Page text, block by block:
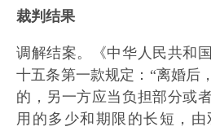
裁判结果
调解结案。《中华人民共和
十五条第一款规定：“离婚后
的，另一方应当负担部分或
用的多少和期限的长短，